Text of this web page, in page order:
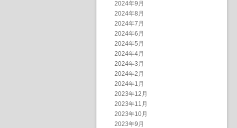
2024年9月
2024年8月
2024年7月
2024年6月
2024年5月
2024年4月
2024年3月
2024年2月
2024年1月
2023年12月
2023年11月
2023年10月
2023年9月